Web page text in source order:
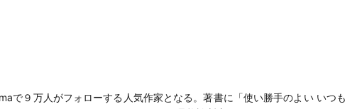
で９万人がフォローする人気作家となる。著書に「使い勝手のよい いつも